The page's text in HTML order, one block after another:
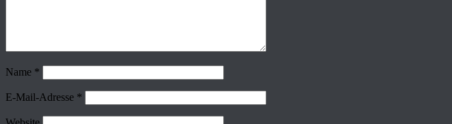
Name *
E-Mail-Adresse *